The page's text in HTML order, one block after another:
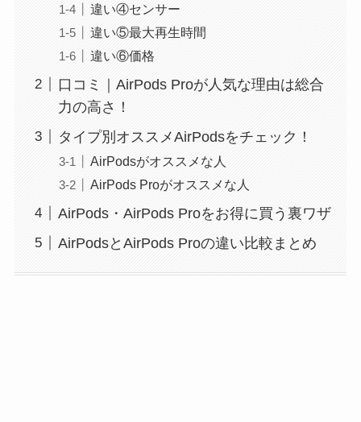
違い④センサー
違い⑤最大再生時間
違い⑥価格
口コミ｜AirPods Proが人気な理由は総合
力の高さ！
タイプ別オススメAirPodsをチェック！
AirPodsがオススメな人
AirPods Proがオススメな人
AirPods・AirPods Proをお得に買う裏ワザ
AirPodsとAirPods Proの違い比較まとめ